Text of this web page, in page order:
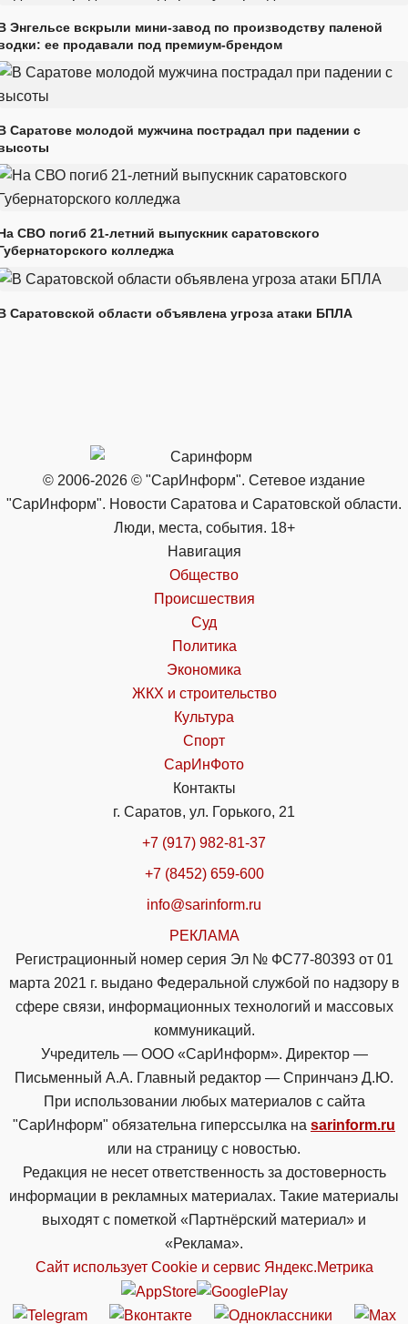
Энгельсе вскрыли мини-завод по производству паленой
ее продавали под премиум-брендом
Саратове молодой мужчина пострадал при падении с
СВО погиб 21-летний выпускник саратовского
колледжа
Саратовской области объявлена угроза атаки БПЛА
© 2006-2026 © "СарИнформ". Сетевое издание
"СарИнформ". Новости Саратова и Саратовской области.
Люди, места, события. 18+
Навигация
Общество
Происшествия
Суд
Политика
Экономика
ЖКХ и строительство
Культура
Спорт
СарИнФото
Контакты
г. Саратов, ул. Горького, 21
+7 (917) 982-81-37
+7 (8452) 659-600
info@sarinform.ru
РЕКЛАМА
Регистрационный номер серия Эл № ФС77-80393 от 01
марта 2021 г. выдано Федеральной службой по надзору в
сфере связи, информационных технологий и массовых
коммуникаций.
Учредитель — ООО «СарИнформ». Директор —
Письменный А.А. Главный редактор — Спринчанэ Д.Ю.
При использовании любых материалов с сайта
"СарИнформ" обязательна гиперссылка на sarinform.ru
или на страницу с новостью.
Редакция не несет ответственность за достоверность
информации в рекламных материалах. Такие материалы
выходят с пометкой «Партнёрский материал» и
«Реклама».
Сайт использует Cookie и сервиc Яндекс.Метрика